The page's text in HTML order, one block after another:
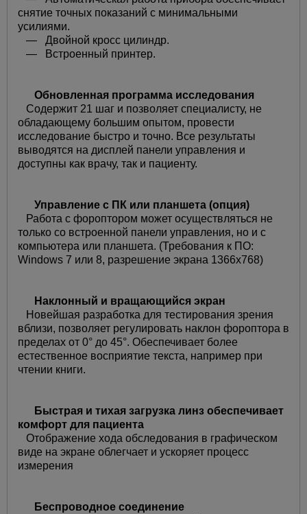
снятие точных показаний с минимальными
усилиями.
— Двойной кросс цилиндр.
— Встроенный принтер.
Обновленная программа исследования
Cодержит 21 шаг и позволяет специалисту, не
обладающему большим опытом, провести
исследование быстро и точно. Все результаты
выводятся на дисплей панели управления и
доступны как врачу, так и пациенту.
Управление с ПК или планшета (опция)
Работа с фороптором может осуществляться не
только со встроенной панели управления, но и с
компьютера или планшета. (Требования к ПО:
Windows 7 или 8, разрешение экрана 1366х768)
Наклонный и вращающийся экран
Новейшая разработка для тестирования зрения
вблизи, позволяет регулировать наклон фороптора в
пределах от 0° до 45°. Обеспечивает более
естественное восприятие текста, например при
чтении книги.
Быстрая и тихая загрузка линз обеспечивает
комфорт для пациента
Отображение хода обследования в графическом
виде на экране облегчает и ускоряет процесс
измерения
Беспроводное соединение